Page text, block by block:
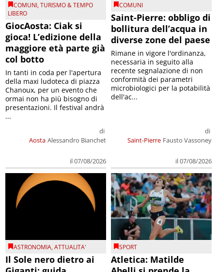
COMUNI,TURISMO & TEMPO
LIBERO
GiocAosta: Ciak si
gioca! L’edizione della
maggiore età parte già
col botto
Aosta
di
Alessandro Bianchet
il 07/08/2026
In tanti in coda per l'apertura
della maxi ludoteca di piazza
Chanoux, per un evento che
ormai non ha più bisogno di
presentazioni. Il festival andrà
...
COMUNI
Saint-Pierre: obbligo di
bollitura dell’acqua in
diverse zone del paese
Saint-Pierre
di
Fausto Vassoney
il 07/08/2026
Rimane in vigore l'ordinanza,
necessaria in seguito alla
recente segnalazione di non
conformità dei parametri
microbiologici per la potabilità
dell'ac...
ASTRONOMIA,ATTUALITA'
Il Sole nero dietro ai
SPORT
Atletica: Matilde